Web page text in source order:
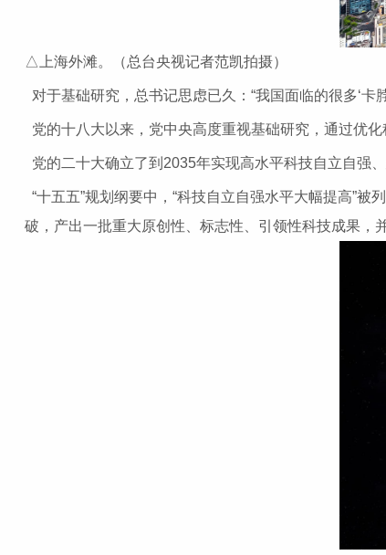
△上海外滩。（总台央视记者范凯拍摄）
对于基础研究，总书记思虑已久：“我国面临的很多‘
党的十八大以来，党中央高度重视基础研究，通过优
党的二十大确立了到2035年实现高水平科技自立自
“十五五”规划纲要中，“科技自立自强水平大幅提高”
破，产出一批重大原创性、标志性、引领性科技成果，